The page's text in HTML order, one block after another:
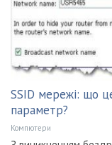
SSID мережі: що
параметр?
Компютери